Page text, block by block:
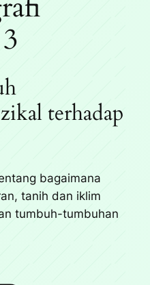
terhadap
bagaimana
tanih dan iklim
tumbuh-tumbuhan